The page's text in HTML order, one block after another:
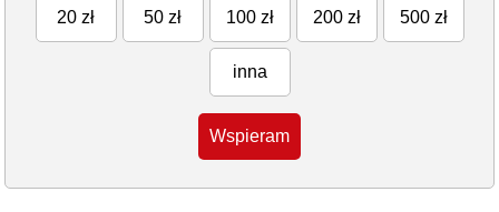
20 zł 50 zł 100 zł 200 zł 500 zł
inna
Wspieram